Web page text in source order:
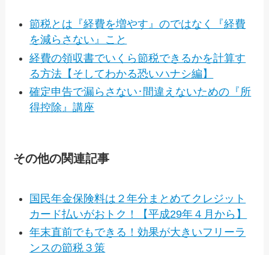
節税とは『経費を増やす』のではなく『経費
を減らさない』こと
経費の領収書でいくら節税できるかを計算す
る方法【そしてわかる恐いハナシ編】
確定申告で漏らさない･間違えないための『所
得控除』講座
その他の関連記事
国民年金保険料は２年分まとめてクレジット
カード払いがおトク！【平成29年４月から】
年末直前でもできる！効果が大きいフリーラ
ンスの節税３策